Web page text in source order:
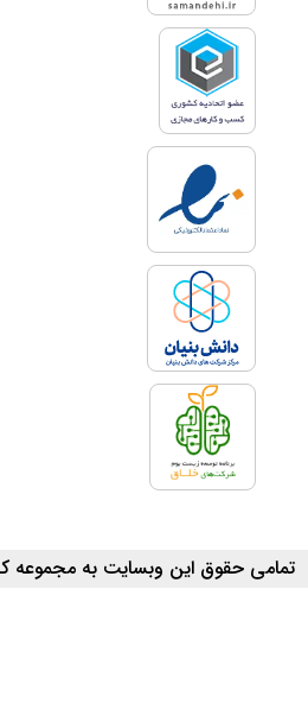
تمامی حقوق این وبسایت به مجموعه